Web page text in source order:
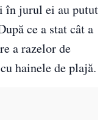
în jurul ei au putut
ce a stat cât a
a razelor de
hainele de plajă.